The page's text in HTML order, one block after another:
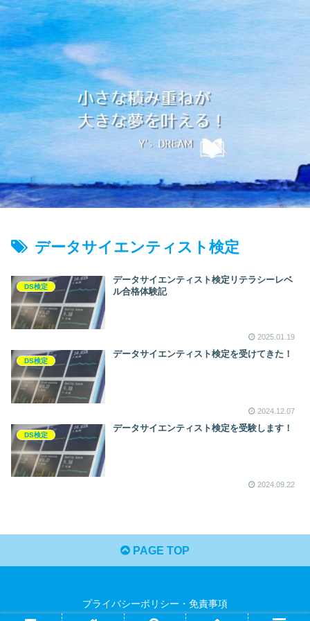
データサイエンティスト検定
DS検定
データサイエンティスト検定リテラシーレベ
ル合格体験記
2025.01.19
DS検定
データサイエンティスト検定を受けてきた！
2024.12.07
DS検定
データサイエンティスト検定を受験します！
2024.09.22
PAGE TOP
プライバシーポリシー・免責事項